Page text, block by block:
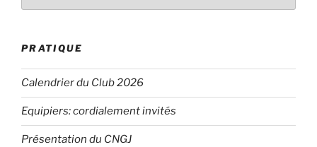
PRATIQUE
Calendrier du Club 2026
Equipiers: cordialement invités
Présentation du CNGJ